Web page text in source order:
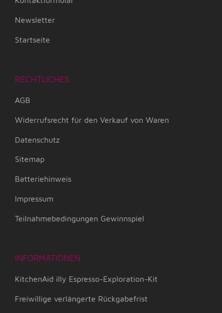
Newsletter
Startseite
RECHTLICHES
AGB
Widerrufsrecht für den Verkauf von Waren
Datenschutz
Sitemap
Batteriehinweis
Impressum
Teilnahmebedingungen Gewinnspiel
INFORMATIONEN
KitchenAid illy Espresso-Exploration-Kit
Freiwillige verlängerte Rückgabefrist